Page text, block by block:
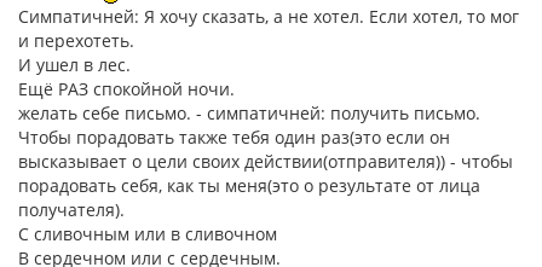
Симпатичней: Я хочу сказать, а не хотел. Если хотел, то мог
и перехотеть.
И ушел в лес.
Ещё РАЗ спокойной ночи.
желать себе письмо. - симпатичней: получить письмо.
Чтобы порадовать также тебя один раз(это если он
высказывает о цели своих действии(отправителя)) - чтобы
порадовать себя, как ты меня(это о результате от лица
получателя).
С сливочным или в сливочном
В сердечном или с сердечным.